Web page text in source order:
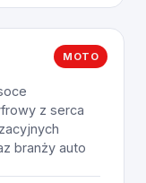
MOTO
z serca
branży auto